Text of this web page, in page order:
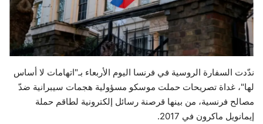
حياة
ندّدت السفارة الروسية في فرنسا اليوم الأربعاء بـ"اتهامات لا أساس
لها"، غداة تصريحات حملت موسكو مسؤولية هجمات سيبرانية ضدّ
مصالح فرنسية، من بينها قرصنة رسائل إلكترونية لطاقم حملة
إيمانويل ماكرون في 2017.